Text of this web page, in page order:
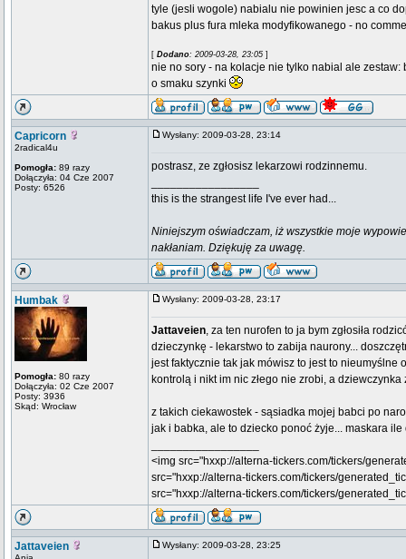
tyle (jesli wogole) nabialu nie powinien jesc a co
bakus plus fura mleka modyfikowanego - no
[ Dodano: 2009-03-28, 23:05 ]
nie no sory - na kolacje nie tylko nabial ale
o smaku szynki
Capricorn
2radical4u
Pomogła: 89 razy
Dołączyła: 04 Cze 2007
Posty: 6526
Wysłany: 2009-03-28, 23:14
postrasz, ze zgłosisz lekarzowi rodzinnemu.
this is the strangest life I've ever had...
Niniejszym oświadczam, iż wszystkie moje
nakłaniam. Dziękuję za uwagę.
Humbak
Pomogła: 80 razy
Dołączyła: 02 Cze 2007
Posty: 3936
Skąd: Wrocław
Wysłany: 2009-03-28, 23:17
Jattaveien, za ten nurofen to ja bym zgłosiła
dzieczynkę - lekarstwo to zabija naurony...
jest faktycznie tak jak mówisz to jest to
kontrolą i nikt im nic złego nie zrobi, a
z takich ciekawostek - sąsiadka mojej babci po
jak i babka, ale to dziecko ponoć żyje... maskara
<img src="hxxp://alterna-tickers.com/tickers/
src="hxxp://alterna-tickers.com/tickers/
src="hxxp://alterna-tickers.com/tickers/
Jattaveien Wysłany: 2009-03-28, 23:25